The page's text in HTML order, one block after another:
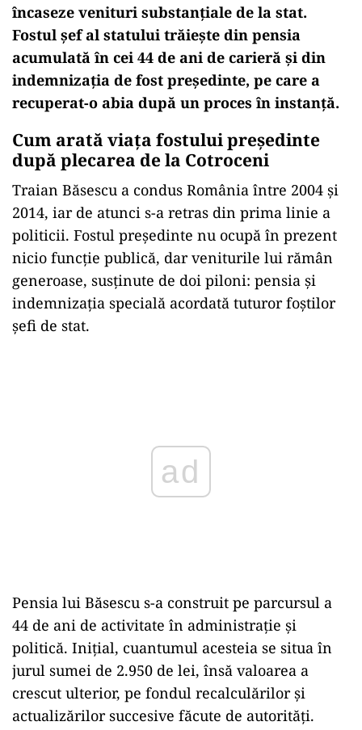
încaseze venituri substanțiale de la stat.
Fostul șef al statului trăiește din pensia
acumulată în cei 44 de ani de carieră și din
indemnizația de fost președinte, pe care a
recuperat-o abia după un proces în instanță.
Cum arată viața fostului președinte
după plecarea de la Cotroceni
Traian Băsescu a condus România între 2004 și
2014, iar de atunci s-a retras din prima linie a
politicii. Fostul președinte nu ocupă în prezent
nicio funcție publică, dar veniturile lui rămân
generoase, susținute de doi piloni: pensia și
indemnizația specială acordată tuturor foștilor
șefi de stat.
Pensia lui Băsescu s-a construit pe parcursul a
44 de ani de activitate în administrație și
politică. Inițial, cuantumul acesteia se situa în
jurul sumei de 2.950 de lei, însă valoarea a
crescut ulterior, pe fondul recalculărilor și
actualizărilor succesive făcute de autorități.